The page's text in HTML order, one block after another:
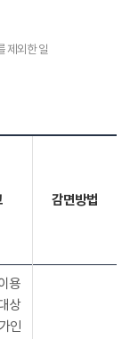
제외한 일
감면방법
용
상
인